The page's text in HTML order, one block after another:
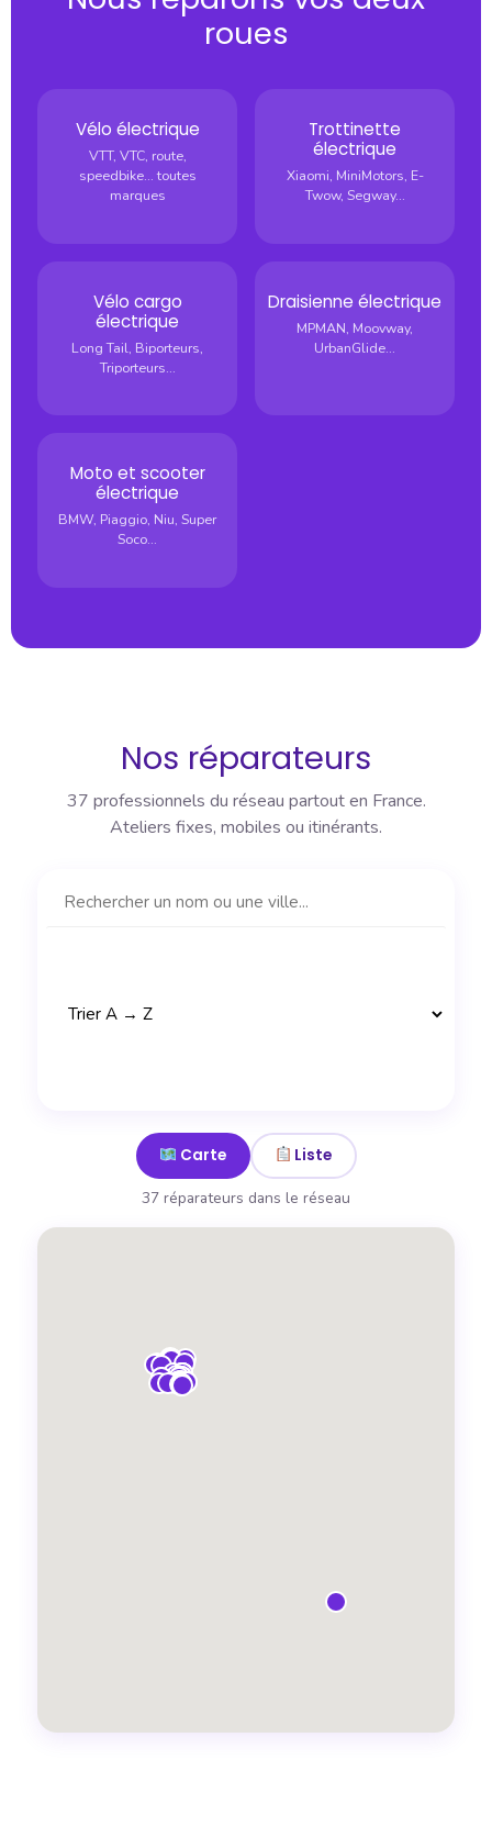
roues
Vélo électrique
VTT, VTC, route,
speedbike... toutes
marques
Trottinette
électrique
Xiaomi, MiniMotors, E-
Twow, Segway...
Vélo cargo
électrique
Long Tail, Biporteurs,
Triporteurs...
Draisienne électrique
MPMAN, Moovway,
UrbanGlide...
Moto et scooter
électrique
BMW, Piaggio, Niu, Super
Soco...
Nos réparateurs
37 professionnels du réseau partout en France.
Ateliers fixes, mobiles ou itinérants.
Carte Liste
37 réparateurs dans le réseau